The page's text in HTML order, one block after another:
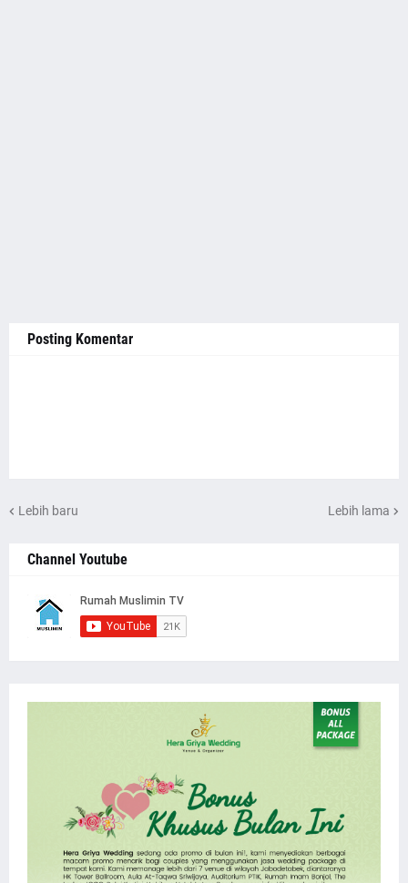
Posting Komentar
Lebih baru Lebih lama
Channel Youtube